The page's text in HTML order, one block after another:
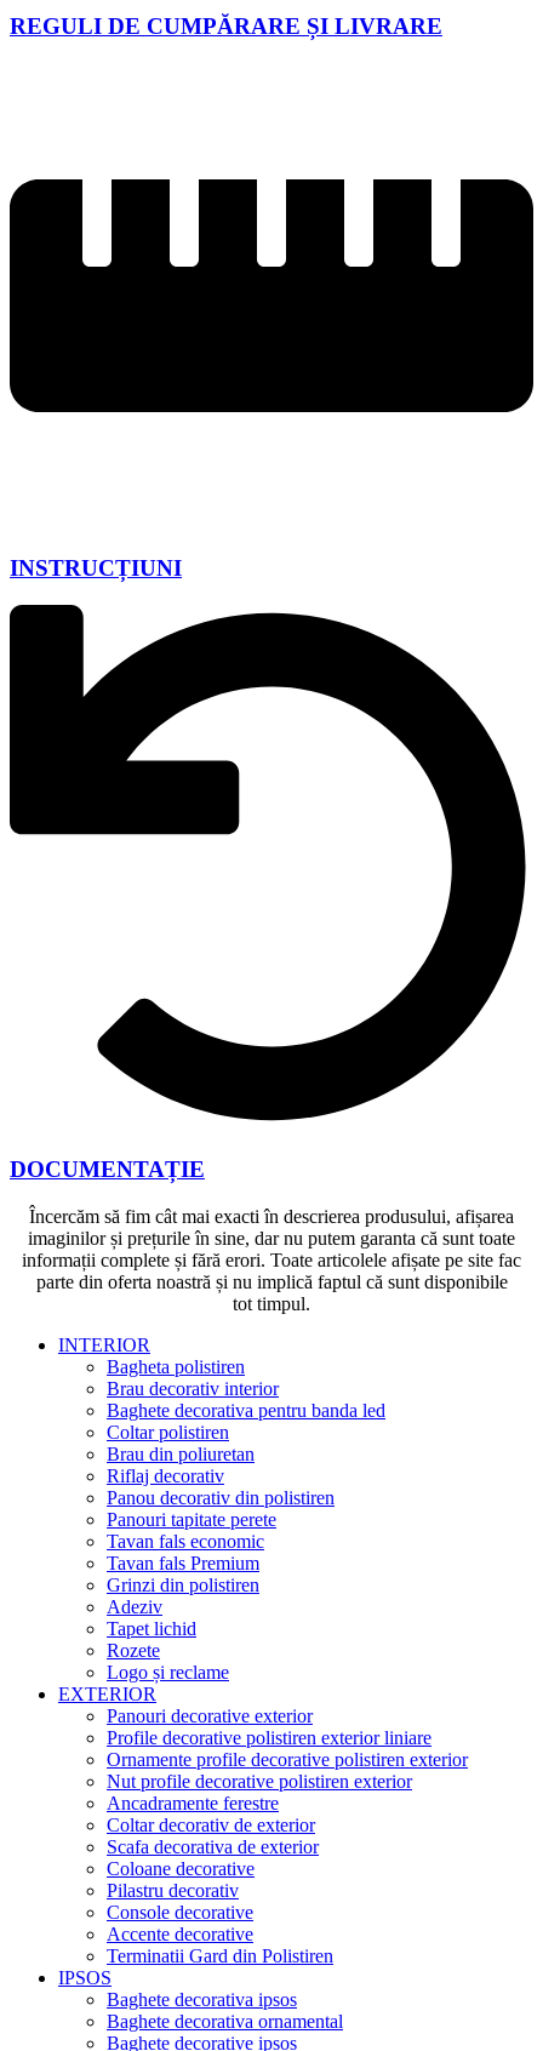
REGULI DE CUMPĂRARE ȘI LIVRARE
INSTRUCȚIUNI
DOCUMENTAȚIE
Încercăm să fim cât mai exacti în descrierea produsului, afișarea
imaginilor și prețurile în sine, dar nu putem garanta că sunt toate
informații complete și fără erori. Toate articolele afișate pe site fac
parte din oferta noastră și nu implică faptul că sunt disponibile
tot timpul.
INTERIOR
Bagheta polistiren
Brau decorativ interior
Baghete decorativa pentru banda led
Coltar polistiren
Brau din poliuretan
Riflaj decorativ
Panou decorativ din polistiren
Panouri tapitate perete
Tavan fals economic
Tavan fals Premium
Grinzi din polistiren
Adeziv
Tapet lichid
Rozete
Logo și reclame
EXTERIOR
Panouri decorative exterior
Profile decorative polistiren exterior liniare
Ornamente profile decorative polistiren exterior
Nut profile decorative polistiren exterior
Ancadramente ferestre
Coltar decorativ de exterior
Scafa decorativa de exterior
Coloane decorative
Pilastru decorativ
Console decorative
Accente decorative
Terminatii Gard din Polistiren
IPSOS
Baghete decorativa ipsos
Baghete decorativa ornamental
Baghete decorative ipsos